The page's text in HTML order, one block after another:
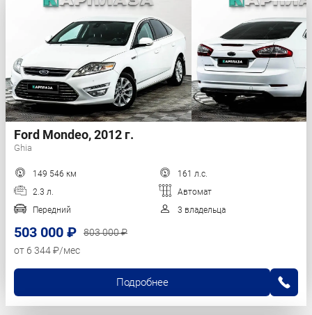
Ford Mondeo, 2012 г.
Ghia
149 546 км
161 л.с.
2.3 л.
Автомат
Передний
3 владельца
503 000 ₽
803 000 ₽
от 6 344 ₽/мес
Подробнее